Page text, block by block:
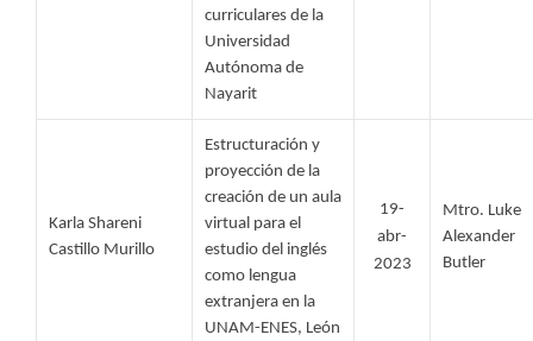
curriculares de la
Universidad
Autónoma de
Nayarit
Karla Shareni
Castillo Murillo
Estructuración y
proyección de la
creación de un aula
virtual para el
estudio del inglés
como lengua
extranjera en la
UNAM-ENES, León
19-
abr-
2023
Mtro. Luke
Alexander
Butler